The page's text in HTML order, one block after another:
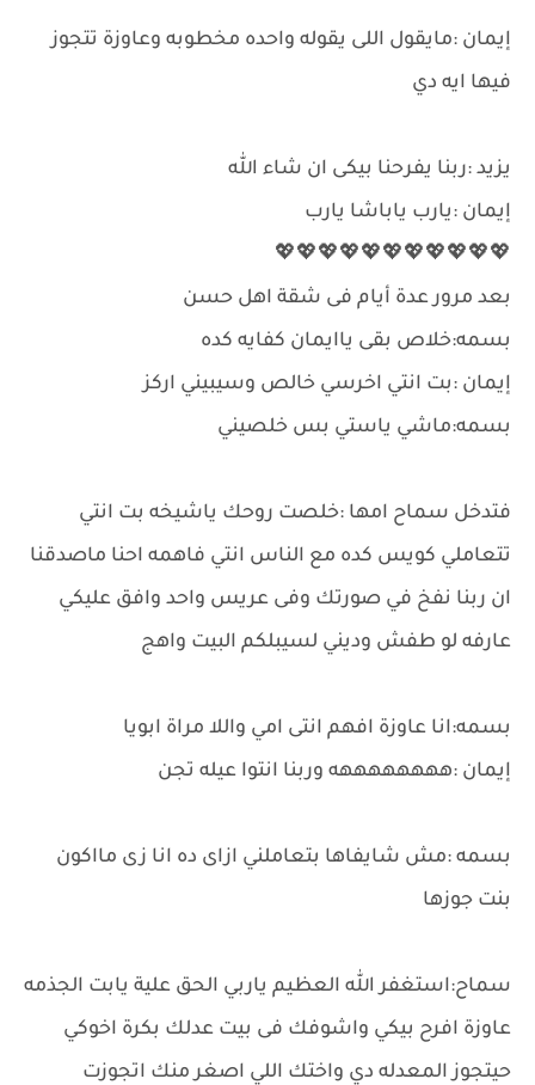
إيمان :مايقول اللى يقوله واحده مخطوبه وعاوزة تتجوز
فيها ايه دي
يزيد :ربنا يفرحنا بيكى ان شاء الله
إيمان :يارب ياباشا يارب
💖💖💖💖💖💖💖💖💖💖💖
بعد مرور عدة أيام فى شقة اهل حسن
بسمه:خلاص بقى ياايمان كفايه كده
إيمان :بت انتي اخرسي خالص وسيبيني اركز
بسمه:ماشي ياستي بس خلصيني
فتدخل سماح امها :خلصت روحك ياشيخه بت انتي
تتعاملي كويس كده مع الناس انتي فاهمه احنا ماصدقنا
ان ربنا نفخ في صورتك وفى عريس واحد وافق عليكي
عارفه لو طفش وديني لسيبلكم البيت واهج
بسمه:انا عاوزة افهم انتى امي واللا مراة ابويا
إيمان :ههههههههه وربنا انتوا عيله تجن
بسمه :مش شايفاها بتعاملني ازاى ده انا زى مااكون
بنت جوزها
سماح:استغفر الله العظيم ياربي الحق علية يابت الجذمه
عاوزة افرح بيكي واشوفك فى بيت عدلك بكرة اخوكي
حيتجوز المعدله دي واختك اللي اصغر منك اتجوزت